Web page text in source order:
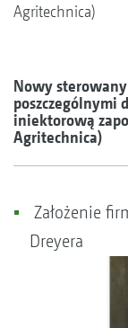
Agritechnica)
Nowy
poszczególnymi
iniektorową
Agritechnica)
Założenie
Dreyera